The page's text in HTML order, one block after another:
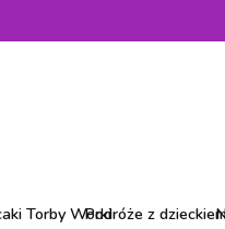
Torby WorkiPodróże z